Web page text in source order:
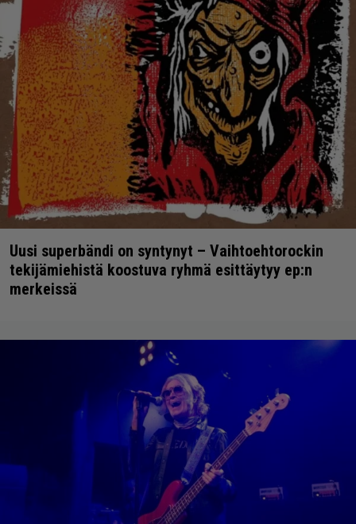
Uusi superbändi on syntynyt – Vaihtoehtorockin
tekijämiehistä koostuva ryhmä esittäytyy ep:n
merkeissä